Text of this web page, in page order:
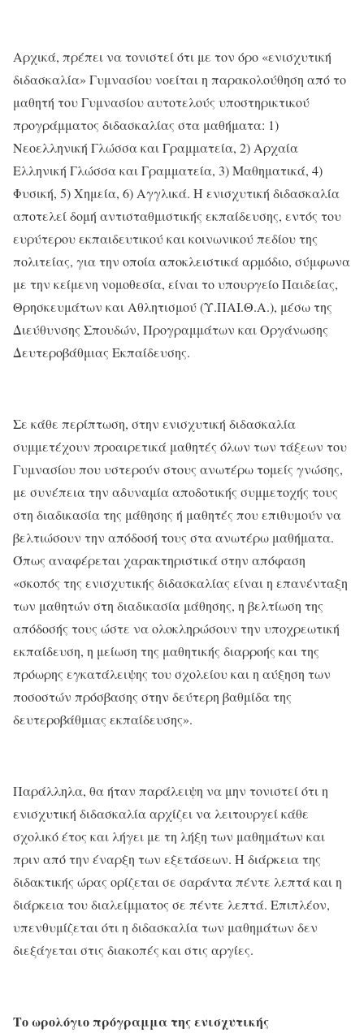
Αρχικά, πρέπει να τονιστεί ότι με τον όρο «ενισχυτική
διδασκαλία» Γυμνασίου νοείται η παρακολούθηση από το
μαθητή του Γυμνασίου αυτοτελούς υποστηρικτικού
προγράμματος διδασκαλίας στα μαθήματα: 1)
Νεοελληνική Γλώσσα και Γραμματεία, 2) Αρχαία
Ελληνική Γλώσσα και Γραμματεία, 3) Μαθηματικά, 4)
Φυσική, 5) Χημεία, 6) Αγγλικά. Η ενισχυτική διδασκαλία
αποτελεί δομή αντισταθμιστικής εκπαίδευσης, εντός του
ευρύτερου εκπαιδευτικού και κοινωνικού πεδίου της
πολιτείας, για την οποία αποκλειστικά αρμόδιο, σύμφωνα
με την κείμενη νομοθεσία, είναι το υπουργείο Παιδείας,
Θρησκευμάτων και Αθλητισμού (Υ.ΠΑΙ.Θ.Α.), μέσω της
Διεύθυνσης Σπουδών, Προγραμμάτων και Οργάνωσης
Δευτεροβάθμιας Εκπαίδευσης.
Σε κάθε περίπτωση, στην ενισχυτική διδασκαλία
συμμετέχουν προαιρετικά μαθητές όλων των τάξεων του
Γυμνασίου που υστερούν στους ανωτέρω τομείς γνώσης,
με συνέπεια την αδυναμία αποδοτικής συμμετοχής τους
στη διαδικασία της μάθησης ή μαθητές που επιθυμούν να
βελτιώσουν την απόδοσή τους στα ανωτέρω μαθήματα.
Όπως αναφέρεται χαρακτηριστικά στην απόφαση
«σκοπός της ενισχυτικής διδασκαλίας είναι η επανένταξη
των μαθητών στη διαδικασία μάθησης, η βελτίωση της
απόδοσής τους ώστε να ολοκληρώσουν την υποχρεωτική
εκπαίδευση, η μείωση της μαθητικής διαρροής και της
πρόωρης εγκατάλειψης του σχολείου και η αύξηση των
ποσοστών πρόσβασης στην δεύτερη βαθμίδα της
δευτεροβάθμιας εκπαίδευσης».
Παράλληλα, θα ήταν παράλειψη να μην τονιστεί ότι η
ενισχυτική διδασκαλία αρχίζει να λειτουργεί κάθε
σχολικό έτος και λήγει με τη λήξη των μαθημάτων και
πριν από την έναρξη των εξετάσεων. Η διάρκεια της
διδακτικής ώρας ορίζεται σε σαράντα πέντε λεπτά και η
διάρκεια του διαλείμματος σε πέντε λεπτά. Επιπλέον,
υπενθυμίζεται ότι η διδασκαλία των μαθημάτων δεν
διεξάγεται στις διακοπές και στις αργίες.
Το ωρολόγιο πρόγραμμα της ενισχυτικής